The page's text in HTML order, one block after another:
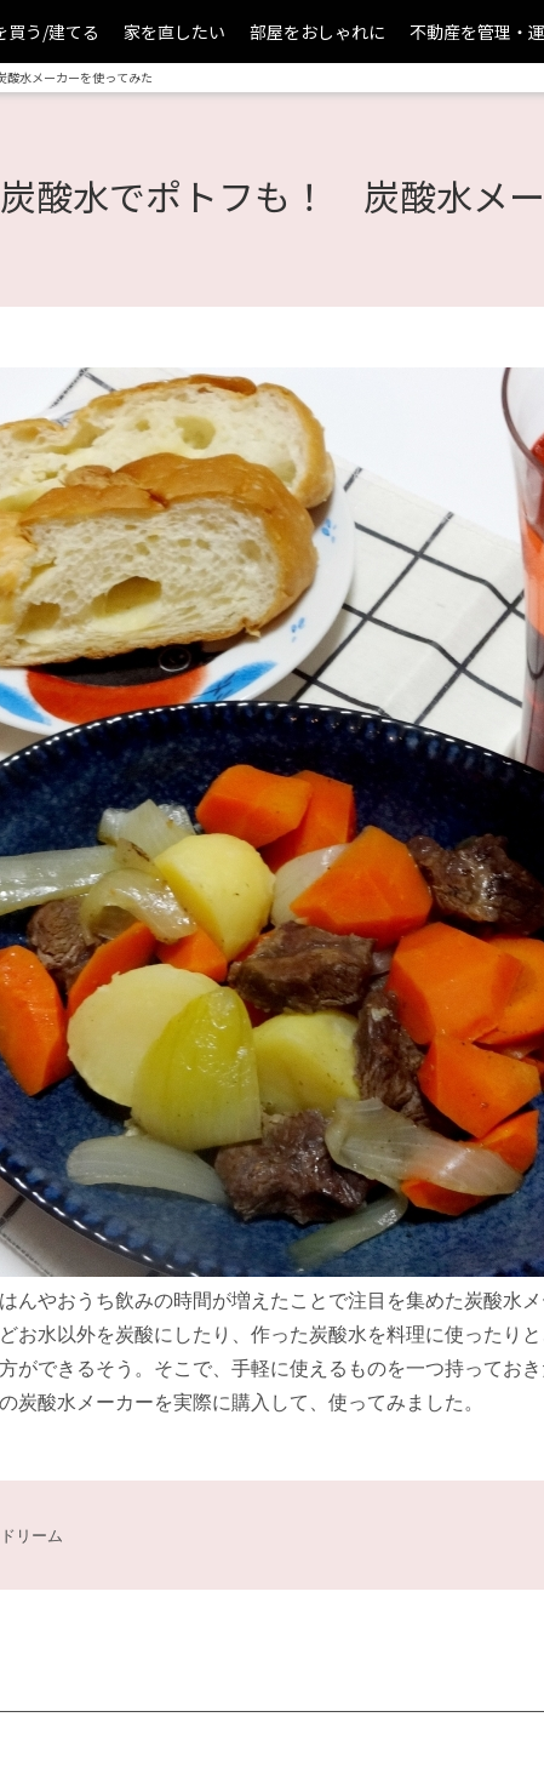
買う/建てる 家を直したい 部屋をおしゃれに 不動産を管理・
酸水メーカーを使ってみた
炭酸水でポトフも！ 炭酸水メ
んやおうち飲みの時間が増えたことで注目を集めた炭酸水
お水以外を炭酸にしたり、作った炭酸水を料理に使ったり
ができるそう。そこで、手軽に使えるものを一つ持ってお
炭酸水メーカーを実際に購入して、使ってみました。
リーム